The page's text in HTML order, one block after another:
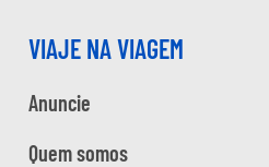
VIAJE NA VIAGEM
Anuncie
Quem somos